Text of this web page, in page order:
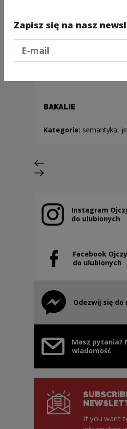
BAKALIE
Kategorie: semantyka,
Previous slide
Next slide
Instagram
do ulubionych
Note, the link will open
Facebook
do ulubionych
Note, the link will open
Odezwij się do
Note, the link will open
Masz pytania?
wiadomość
If you want
Zapisz się na nasz